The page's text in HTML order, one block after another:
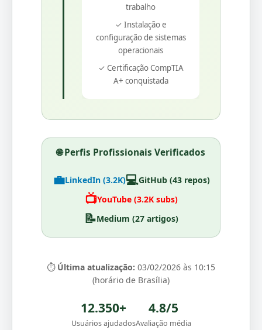
trabalho
✓ Instalação e
configuração de sistemas
operacionais
✓ Certificação CompTIA
A+ conquistada
🌐 Perfis Profissionais Verificados
💼LinkedIn (3.2K)💻GitHub (43 repos)
📺YouTube (3.2K subs)
📝Medium (27 artigos)
⏱️ Última atualização: 03/02/2026 às 10:15
(horário de Brasília)
12.350+
Usuários ajudados
4.8/5
Avaliação média